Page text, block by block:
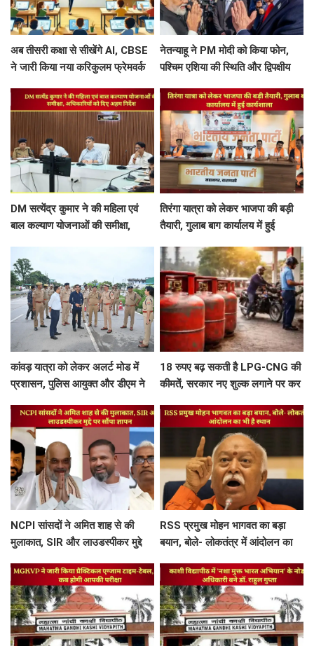
अब तीसरी कक्षा से सीखेंगे AI, CBSE
ने जारी किया नया करिकुलम फ्रेमवर्क
नेतन्याहू ने PM मोदी को किया फोन,
पश्चिम एशिया की स्थिति और द्विपक्षीय
DM सत्येंद्र कुमार ने की महिला एवं
बाल कल्याण योजनाओं की समीक्षा,
तिरंगा यात्रा को लेकर भाजपा की बड़ी
तैयारी, गुलाब बाग कार्यालय में हुई
कांवड़ यात्रा को लेकर अलर्ट मोड में
प्रशासन, पुलिस आयुक्त और डीएम ने
किया निरीक्षण
18 रुपए बढ़ सकती है LPG-CNG की
कीमतें, सरकार नए शुल्क लगाने पर कर
NCPI सांसदों ने अमित शाह से की
मुलाकात, SIR और लाउडस्पीकर मुद्दे
RSS प्रमुख मोहन भागवत का बड़ा
बयान, बोले- लोकतंत्र में आंदोलन का